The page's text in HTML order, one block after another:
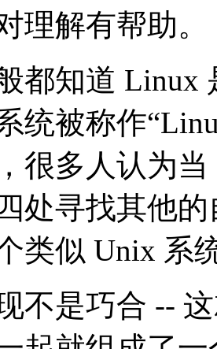
理解有帮助。
都知道 Linux
统被称作
很多人认为
处寻找其他
类似 Unix 系
不是巧合 --